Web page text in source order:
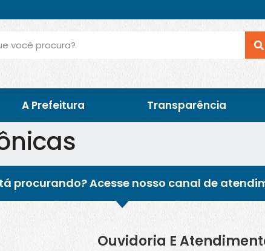
A Prefeitura Transparência
procurando? Acesse nosso canal de
Ouvidoria E